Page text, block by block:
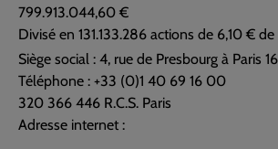
799.913.044,60 €
Divisé en 131.133.286 actions de 6,10 €
Siège social : 4, rue de Presbourg à Paris 16
Téléphone : +33 (0)1 40 69 16 00
320 366 446 R.C.S. Paris
Adresse internet :